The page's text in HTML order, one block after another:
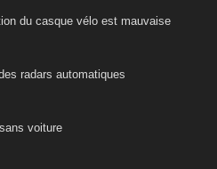
du casque vélo est mauvaise
radars automatiques
voiture